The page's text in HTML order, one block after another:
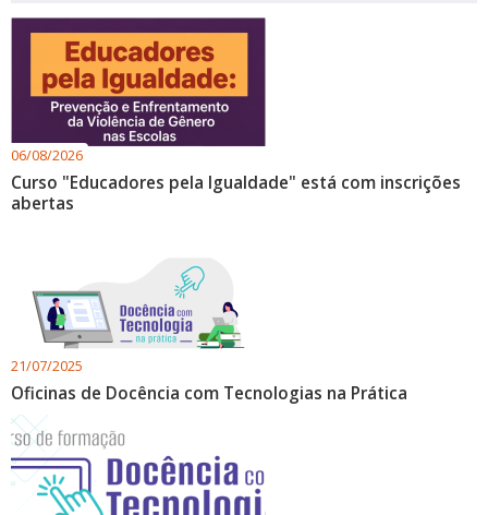
06/08/2026
Curso "Educadores pela Igualdade" está com inscrições
abertas
21/07/2025
Oficinas de Docência com Tecnologias na Prática